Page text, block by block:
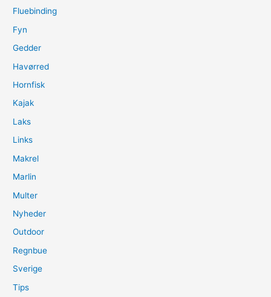
Fluebinding
Fyn
Gedder
Havørred
Hornfisk
Kajak
Laks
Links
Makrel
Marlin
Multer
Nyheder
Outdoor
Regnbue
Sverige
Tips